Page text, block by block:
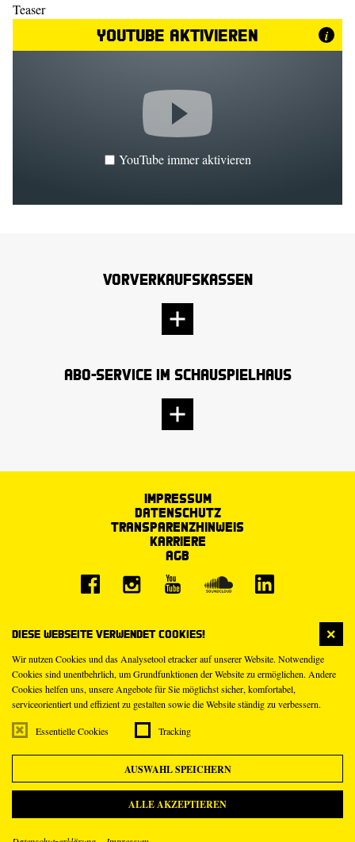
Diese Webseite verwendet Cookies!
Wir nutzen Cookies und das Analysetool etracker auf unserer Website. Notwendige
Cookies sind unentbehrlich, um Grundfunktionen der Website zu ermöglichen. Andere
Cookies helfen uns, unsere Angebote für Sie möglichst sicher, komfortabel,
serviceorientiert und effizient zu gestalten sowie die Website ständig zu verbessern.
Essentielle Cookies Tracking
AUSWAHL SPEICHERN
ALLE AKZEPTIEREN
Teaser
YouTube aktivieren i
YouTube immer aktivieren
Vorverkaufskassen
Abo-Service im Schauspielhaus
Impressum
Datenschutz
Transparenzhinweis
Karriere
AGB